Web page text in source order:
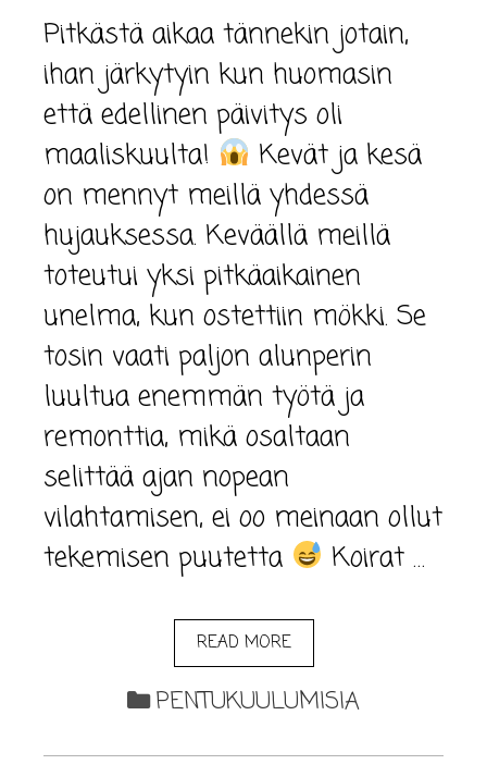
Pitkästä aikaa tännekin jotain,
ihan järkytyin kun huomasin
että edellinen päivitys oli
maaliskuulta!
Kevät ja kesä
on mennyt meillä yhdessä
hujauksessa. Keväällä meillä
toteutui yksi pitkäaikainen
unelma, kun ostettiin mökki. Se
tosin vaati paljon alunperin
luultua enemmän työtä ja
remonttia, mikä osaltaan
selittää ajan nopean
vilahtamisen, ei oo meinaan ollut
tekemisen puutetta
Koirat …
READ MORE
PENTUKUULUMISIA